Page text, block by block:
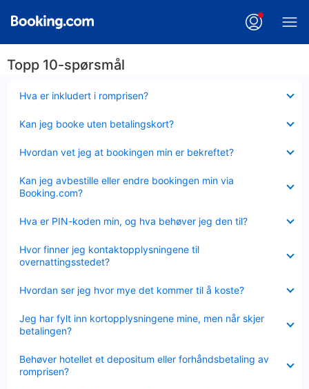
Topp 10-spørsmål
Hva er inkludert i romprisen?
mindre
Kan jeg booke uten betalingskort?
mindre
Hvordan vet jeg at bookingen min er bekreftet?
mindre
Kan jeg avbestille eller endre bookingen min via
Booking.com?
mindre
Hva er PIN-koden min, og hva behøver jeg den til?
mindre
Hvor finner jeg kontaktopplysningene til
overnattingsstedet?
mindre
Hvordan ser jeg hvor mye det kommer til å koste?
mindre
Jeg har fylt inn kortopplysningene mine, men når skjer
betalingen?
mindre
Behøver hotellet et depositum eller forhåndsbetaling av
romprisen?
mindre